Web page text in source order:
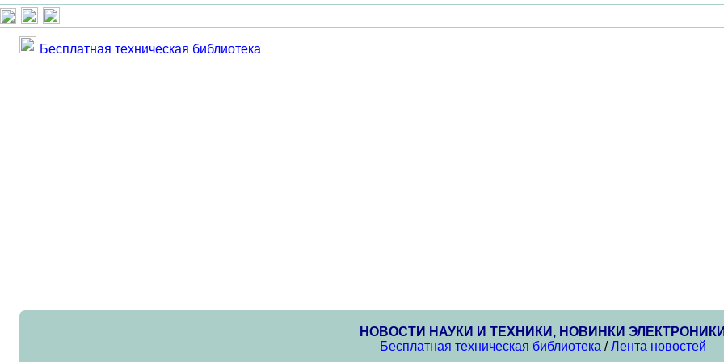
Бесплатная техническая библиотека
НОВОСТИ НАУКИ И ТЕХНИКИ, НОВИНКИ
Бесплатная техническая библиотека /Лента новостей